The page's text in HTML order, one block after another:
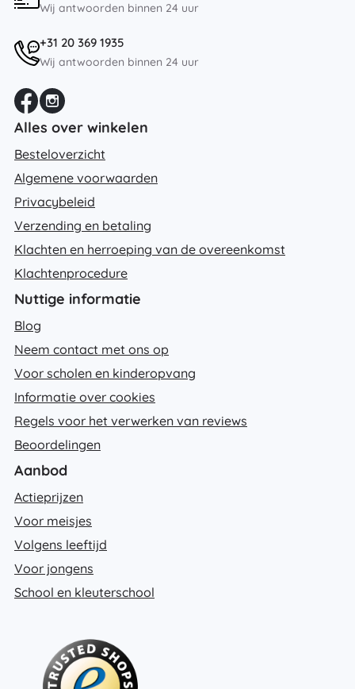
Wij antwoorden binnen 24 uur
+31 20 369 1935
Wij antwoorden binnen 24 uur
Alles over winkelen
Besteloverzicht
Algemene voorwaarden
Privacybeleid
Verzending en betaling
Klachten en herroeping van de overeenkomst
Klachtenprocedure
Nuttige informatie
Blog
Neem contact met ons op
Voor scholen en kinderopvang
Informatie over cookies
Regels voor het verwerken van reviews
Beoordelingen
Aanbod
Actieprijzen
Voor meisjes
Volgens leeftijd
Voor jongens
School en kleuterschool